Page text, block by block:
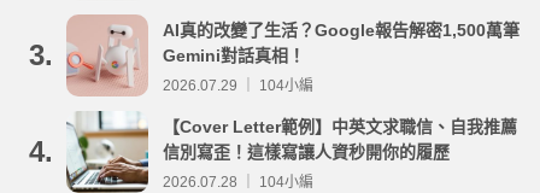
3.
AI真的改變了生活？Google報告解密1,500萬筆
Gemini對話真相！
2026.07.29 ｜ 104小編
4.
【Cover Letter範例】中英文求職信、自我推薦
信別寫歪！這樣寫讓人資秒開你的履歷
2026.07.28 ｜ 104小編